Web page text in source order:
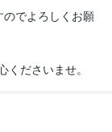
でよろしくお願
ださいませ。